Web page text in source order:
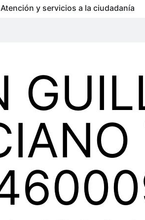
Atención y servicios a la ciudadanía